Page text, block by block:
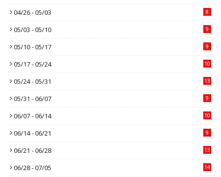
04/26 - 05/03 8
05/03 - 05/10 9
05/10 - 05/17 9
05/17 - 05/24 10
05/24 - 05/31 13
05/31 - 06/07 9
06/07 - 06/14 10
06/14 - 06/21 9
06/21 - 06/28 13
06/28 - 07/05 14